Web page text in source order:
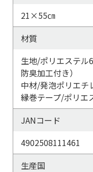
21×55㎝
材質
生地/ポリエステル
防臭加工付き）
中材/発泡ポリエチ
縁巻テープ/ポリエ
JANコード
4902508111461
生産国